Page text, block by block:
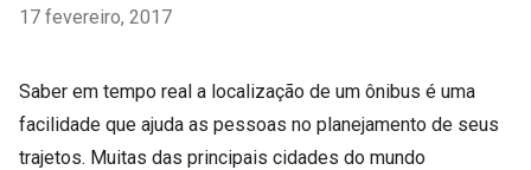
17 fevereiro, 2017
Saber em tempo real a localização de um ônibus é uma
facilidade que ajuda as pessoas no planejamento de seus
trajetos. Muitas das principais cidades do mundo